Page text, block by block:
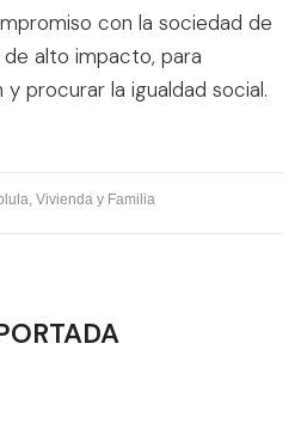
con la sociedad de
alto impacto, para
procurar la igualdad social.
, Vivienda y Familia